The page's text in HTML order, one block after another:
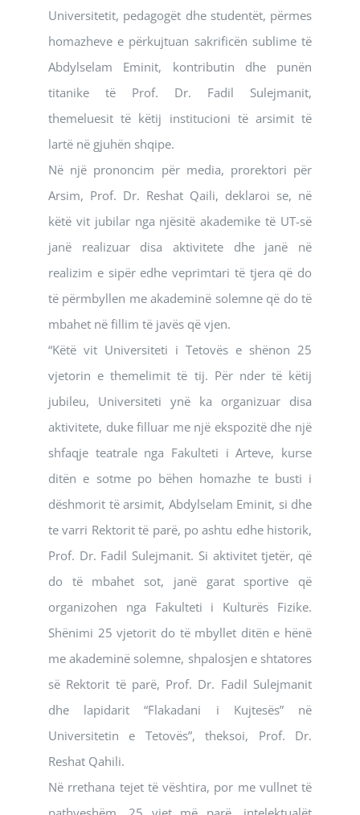
Universitetit, pedagogët dhe studentët, përmes
homazheve e përkujtuan sakrificën sublime të
Abdylselam Eminit, kontributin dhe punën
titanike të Prof. Dr. Fadil Sulejmanit,
themeluesit të këtij institucioni të arsimit të
lartë në gjuhën shqipe.
Në një prononcim për media, prorektori për
Arsim, Prof. Dr. Reshat Qaili, deklaroi se, në
këtë vit jubilar nga njësitë akademike të UT-së
janë realizuar disa aktivitete dhe janë në
realizim e sipër edhe veprimtari të tjera që do
të përmbyllen me akademinë solemne që do të
mbahet në fillim të javës që vjen.
“Këtë vit Universiteti i Tetovës e shënon 25
vjetorin e themelimit të tij. Për nder të këtij
jubileu, Universiteti ynë ka organizuar disa
aktivitete, duke filluar me një ekspozitë dhe një
shfaqje teatrale nga Fakulteti i Arteve, kurse
ditën e sotme po bëhen homazhe te busti i
dëshmorit të arsimit, Abdylselam Eminit, si dhe
te varri Rektorit të parë, po ashtu edhe historik,
Prof. Dr. Fadil Sulejmanit. Si aktivitet tjetër, që
do të mbahet sot, janë garat sportive që
organizohen nga Fakulteti i Kulturës Fizike.
Shënimi 25 vjetorit do të mbyllet ditën e hënë
me akademinë solemne, shpalosjen e shtatores
së Rektorit të parë, Prof. Dr. Fadil Sulejmanit
dhe lapidarit “Flakadani i Kujtesës” në
Universitetin e Tetovës”, theksoi, Prof. Dr.
Reshat Qahili.
Në rrethana tejet të vështira, por me vullnet të